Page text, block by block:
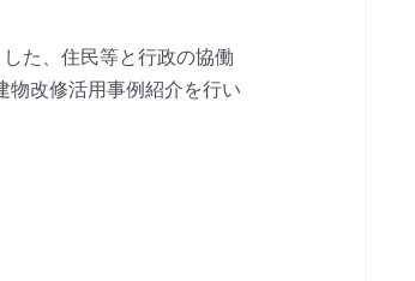
た、住民等と行政の協働
改修活用事例紹介を行い